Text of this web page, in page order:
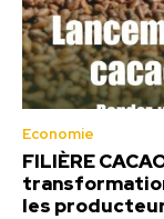
Economie
FILIÈRE
les